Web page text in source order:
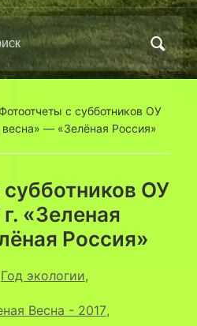
Фотоотчеты с субботников ОУ
весна» — «Зелёная Россия»
ОУ
«Зеленая
Россия»
Год экологии,
Весна - 2017,